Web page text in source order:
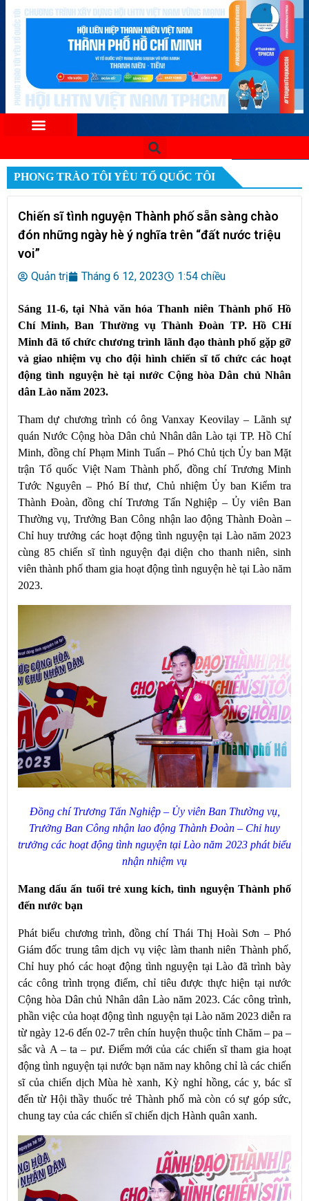
PHONG TRÀO TÔI YÊU TỔ QUỐC TÔI
Chiến sĩ tình nguyện Thành phố sẵn sàng chào
đón những ngày hè ý nghĩa trên “đất nước triệu
voi”
Quản trị Tháng 6 12, 2023 1:54 chiều
Sáng 11-6, tại Nhà văn hóa Thanh niên Thành phố Hồ
Chí Minh, Ban Thường vụ Thành Đoàn TP. Hồ CHí
Minh đã tổ chức chương trình lãnh đạo thành phố gặp gỡ
và giao nhiệm vụ cho đội hình chiến sĩ tổ chức các hoạt
động tình nguyện hè tại nước Cộng hòa Dân chủ Nhân
dân Lào năm 2023.
Tham dự chương trình có ông Vanxay Keovilay – Lãnh sự
quán Nước Cộng hòa Dân chủ Nhân dân Lào tại TP. Hồ Chí
Minh, đồng chí Phạm Minh Tuấn – Phó Chủ tịch Ủy ban Mặt
trận Tổ quốc Việt Nam Thành phố, đồng chí Trương Minh
Tước Nguyên – Phó Bí thư, Chủ nhiệm Ủy ban Kiểm tra
Thành Đoàn, đồng chí Trương Tấn Nghiệp – Ủy viên Ban
Thường vụ, Trưởng Ban Công nhận lao động Thành Đoàn –
Chỉ huy trưởng các hoạt động tình nguyện tại Lào năm 2023
cùng 85 chiến sĩ tình nguyện đại diện cho thanh niên, sinh
viên thành phố tham gia hoạt động tình nguyện hè tại Lào năm
2023.
Đồng chí Trương Tấn Nghiệp – Ủy viên Ban Thường vụ,
Trưởng Ban Công nhận lao động Thành Đoàn – Chỉ huy
trưởng các hoạt động tình nguyện tại Lào năm 2023 phát biểu
nhận nhiệm vụ
Mang dấu ấn tuổi trẻ xung kích, tình nguyện Thành phố
đến nước bạn
Phát biểu chương trình, đồng chí Thái Thị Hoài Sơn – Phó
Giám đốc trung tâm dịch vụ việc làm thanh niên Thành phố,
Chỉ huy phó các hoạt động tình nguyện tại Lào đã trình bày
các công trình trọng điểm, chỉ tiêu được thực hiện tại nước
Cộng hòa Dân chủ Nhân dân Lào năm 2023. Các công trình,
phần việc của hoạt động tình nguyện tại Lào năm 2023 diễn ra
từ ngày 12-6 đến 02-7 trên chín huyện thuộc tỉnh Chăm – pa –
sắc và A – ta – pư. Điểm mới của các chiến sĩ tham gia hoạt
động tình nguyện tại nước bạn năm nay không chỉ là các chiến
sĩ của chiến dịch Mùa hè xanh, Kỳ nghỉ hồng, các y, bác sĩ
đến từ Hội thầy thuốc trẻ Thành phố mà còn có sự góp sức,
chung tay của các chiến sĩ chiến dịch Hành quân xanh.